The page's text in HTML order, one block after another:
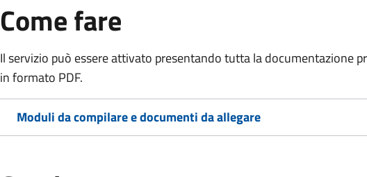
Come fare
Il servizio può essere attivato presentando tutta la documentazione
in formato PDF.
Moduli da compilare e documenti da allegare